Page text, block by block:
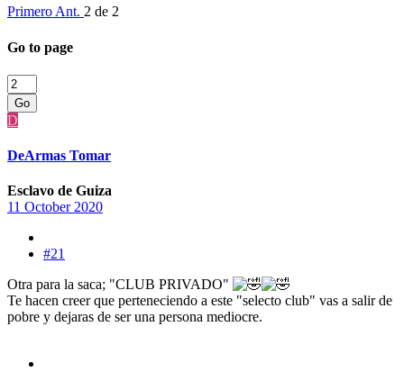
Primero Ant. 2 de 2
Go to page
Go
D
DeArmas Tomar
Esclavo de Guiza
11 October 2020
#21
Otra para la saca; "CLUB PRIVADO"
Te hacen creer que perteneciendo a este "selecto club" vas a salir de
pobre y dejaras de ser una persona mediocre.